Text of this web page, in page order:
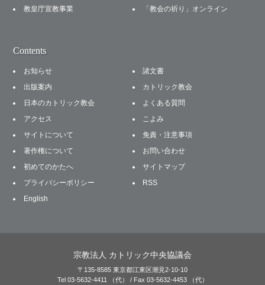
教皇庁宣教事業
「教会の祈り」オンライン
Contents
お知らせ
諸文書
出版案内
カトリック教会
日本のカトリック教会
よくある質問
アクセス
こよみ
サイトについて
免責・注意事項
著作権について
お問い合わせ
初めてのかたへ
サイトマップ
プライバシーポリシー
RSS
English
宗教法人 カトリック中央協議会
〒135-8585 東京都江東区潮見2-10-10
Tel 03-5632-4411 （代） / Fax 03-5632-4453 （代）